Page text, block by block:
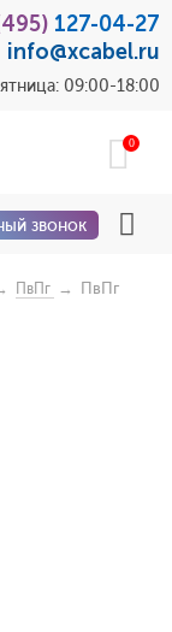
127-04-27
info@xcabel.ru
09:00-18:00
0
звонок
ПвПг → ПвПг